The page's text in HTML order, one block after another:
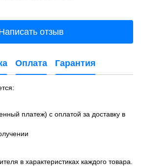
отзыв
Оплата Гарантия
платеж) с оплатой за доставку в
в характеристиках каждого товара.